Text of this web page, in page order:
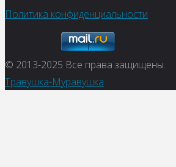
Политика конфиденциальности
© 2013-2025 Все права защищены.
Травушка-Муравушка